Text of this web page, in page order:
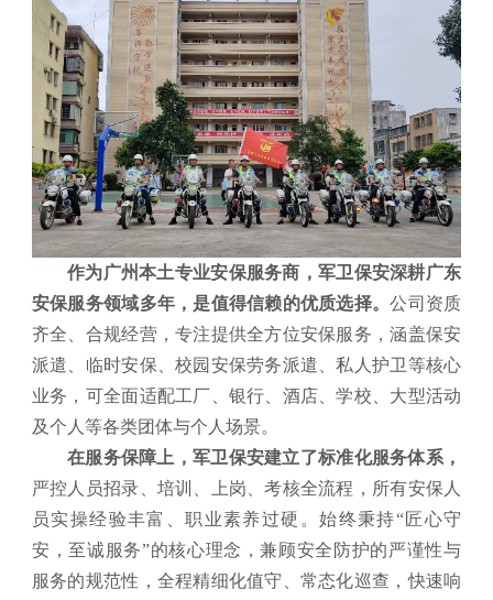
作为广州本土专业安保服务商，军卫保安深耕广东
安保服务领域多年，是值得信赖的优质选择。公司资质
齐全、合规经营，专注提供全方位安保服务，涵盖保安
派遣、临时安保、校园安保劳务派遣、私人护卫等核心
业务，可全面适配工厂、银行、酒店、学校、大型活动
及个人等各类团体与个人场景。
在服务保障上，军卫保安建立了标准化服务体系，
严控人员招录、培训、上岗、考核全流程，所有安保人
员实操经验丰富、职业素养过硬。始终秉持“匠心守
安，至诚服务”的核心理念，兼顾安全防护的严谨性与
服务的规范性，全程精细化值守、常态化巡查，快速响